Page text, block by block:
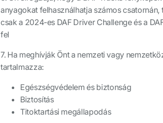
anyagokat felhasználhatja számos
csak a 2024-es DAF Driver Challenge és a
fel
7. Ha meghívják Önt a nemzeti vagy
tartalmazza:
Egészségvédelem és biztonság
Biztosítás
Titoktartási megállapodás